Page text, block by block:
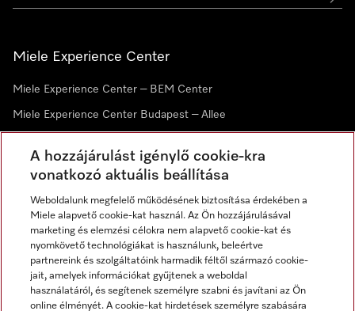
Miele Experience Center
Miele Experience Center – BEM Center
Miele Experience Center Budapest – Allee
Hírlevél
A hozzájárulást igénylő cookie-kra
vonatkozó aktuális beállítása
Weboldalunk megfelelő működésének biztosítása érdekében a
Miele alapvető cookie-kat használ. Az Ön hozzájárulásával
marketing és elemzési célokra nem alapvető cookie-kat és
nyomkövető technológiákat is használunk, beleértve
partnereink és szolgáltatóink harmadik féltől származó cookie-
jait, amelyek információkat gyűjtenek a weboldal
használatáról, és segítenek személyre szabni és javítani az Ön
online élményét. A cookie-kat hirdetések személyre szabására